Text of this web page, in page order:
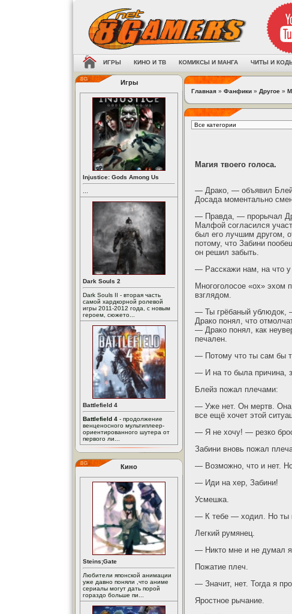
ИГРЫ КИНО И ТВ КОМИКСЫ И МАНГА ЧИТЫ И
Игры
Injustice: Gods Among Us
Dark Souls 2
Dark Souls II - вторая часть
самой хардкорной ролевой
игры 2011-2012 года, с новым
героем, сюжето...
Battlefield 4
Battlefield 4 - продолжение
венценосного мультиплеер-
ориентированного шутера от
первого ли...
Кино
Steins;Gate
Любители японской анимации
уже давно поняли ,что аниме
сериалы могут дать порой
гораздо больше пи...
Главная » Фанфики » Другое »
Магия твоего голоса.
— Драко, — объявил
Досада моментально
— Правда, — прорычал
Малфой согласился
был его лучшим другом,
потому, что Забини
он решил забыть.
— Расскажи нам, на что у
Многоголосое «ох» эхом
взглядом.
— Ты грёбаный ублюдок,
Драко понял, что
— Драко понял, как
печален.
— Потому что ты сам бы
— И на то была причина,
Блейз пожал плечами:
— Уже нет. Он мертв. Она
все ещё хочет этой
— Я не хочу! — резко
Забини вновь пожал
— Возможно, что и нет.
— Иди на хер, Забини!
Усмешка.
— К тебе — ходил. Но ты
Легкий румянец.
— Никто мне и не думал
Пожатие плеч.
— Значит, нет. Тогда я
Яростное рычание.